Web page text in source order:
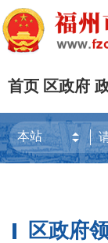
首页 区政府
区政府